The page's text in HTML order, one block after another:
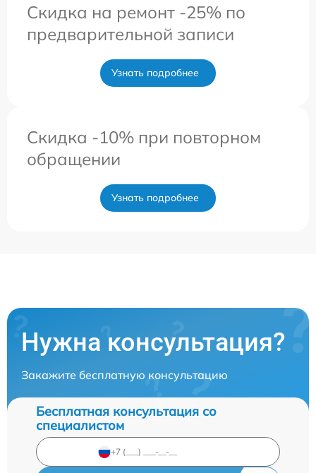
Скидка на ремонт -25% по
предварительной записи
Узнать подробнее
Скидка -10% при повторном
обращении
Узнать подробнее
Нужна консультация?
Закажите бесплатную консультацию
Бесплатная консультация со
специалистом